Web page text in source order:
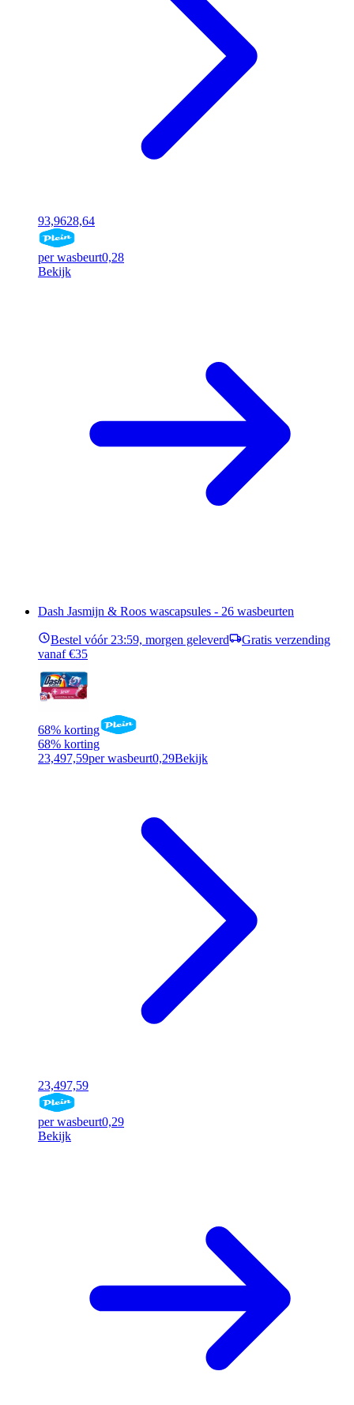
93,9628,64
per wasbeurt0,28
Bekijk
Dash Jasmijn & Roos wascapsules - 26 wasbeurten
Bestel vóór 23:59, morgen geleverd
Gratis verzending
vanaf €35
68% korting
68% korting
23,497,59per wasbeurt0,29Bekijk
23,497,59
per wasbeurt0,29
Bekijk